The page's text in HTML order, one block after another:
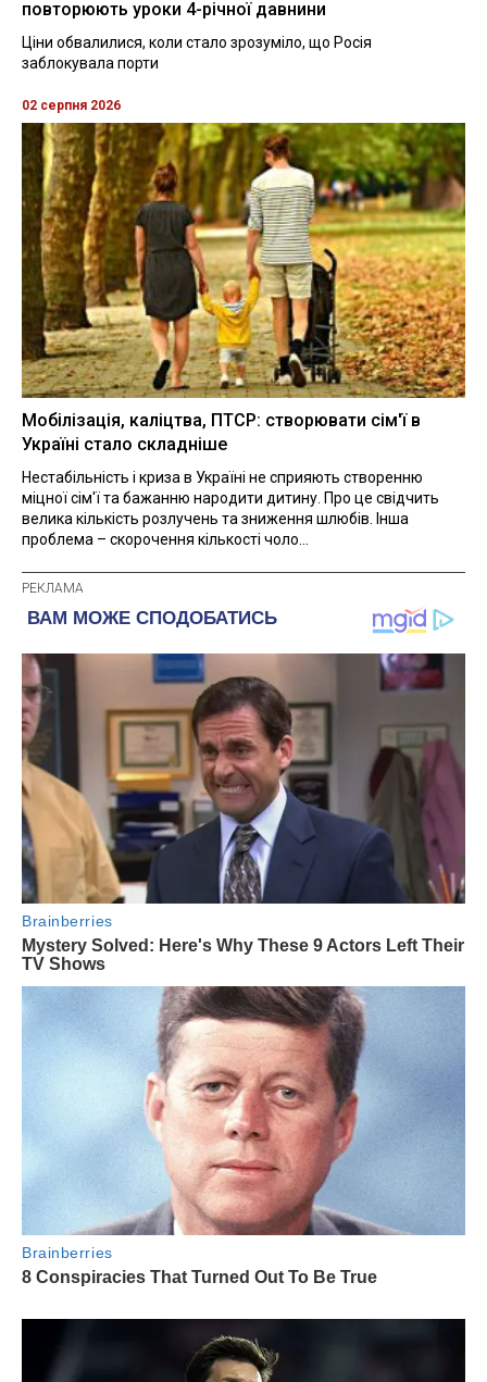
повторюють уроки 4-річної давнини
Ціни обвалилися, коли стало зрозуміло, що Росія
заблокувала порти
02 серпня 2026
Мобілізація, каліцтва, ПТСР: створювати сім'ї в
Україні стало складніше
Нестабільність і криза в Україні не сприяють створенню
міцної сім'ї та бажанню народити дитину. Про це свідчить
велика кількість розлучень та зниження шлюбів. Інша
проблема – скорочення кількості чоло...